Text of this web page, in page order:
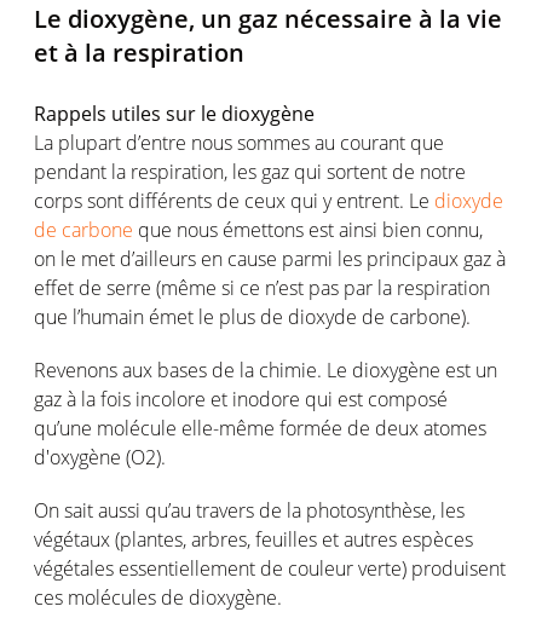
Le dioxygène, un gaz nécessaire à la vie
et à la respiration
Rappels utiles sur le dioxygène
La plupart d’entre nous sommes au courant que
pendant la respiration, les gaz qui sortent de notre
corps sont différents de ceux qui y entrent. Le dioxyde
de carbone que nous émettons est ainsi bien connu,
on le met d’ailleurs en cause parmi les principaux gaz à
effet de serre (même si ce n’est pas par la respiration
que l’humain émet le plus de dioxyde de carbone).
Revenons aux bases de la chimie. Le dioxygène est un
gaz à la fois incolore et inodore qui est composé
qu’une molécule elle-même formée de deux atomes
d'oxygène (O2).
On sait aussi qu’au travers de la photosynthèse, les
végétaux (plantes, arbres, feuilles et autres espèces
végétales essentiellement de couleur verte) produisent
ces molécules de dioxygène.